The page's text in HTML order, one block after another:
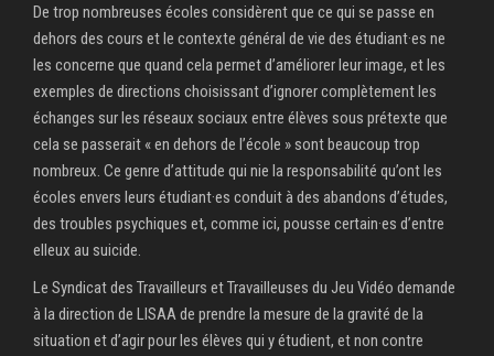
De trop nombreuses écoles considèrent que ce qui se passe en
dehors des cours et le contexte général de vie des étudiant·es ne
les concerne que quand cela permet d’améliorer leur image, et les
exemples de directions choisissant d’ignorer complètement les
échanges sur les réseaux sociaux entre élèves sous prétexte que
cela se passerait « en dehors de l’école » sont beaucoup trop
nombreux. Ce genre d’attitude qui nie la responsabilité qu’ont les
écoles envers leurs étudiant·es conduit à des abandons d’études,
des troubles psychiques et, comme ici, pousse certain·es d’entre
elleux au suicide.
Le Syndicat des Travailleurs et Travailleuses du Jeu Vidéo demande
à la direction de LISAA de prendre la mesure de la gravité de la
situation et d’agir pour les élèves qui y étudient, et non contre